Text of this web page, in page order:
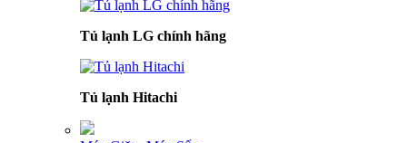
Tủ lạnh LG chính hãng
Tủ lạnh Hitachi